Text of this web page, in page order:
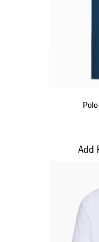
Add
Diapositive 11 sur 20